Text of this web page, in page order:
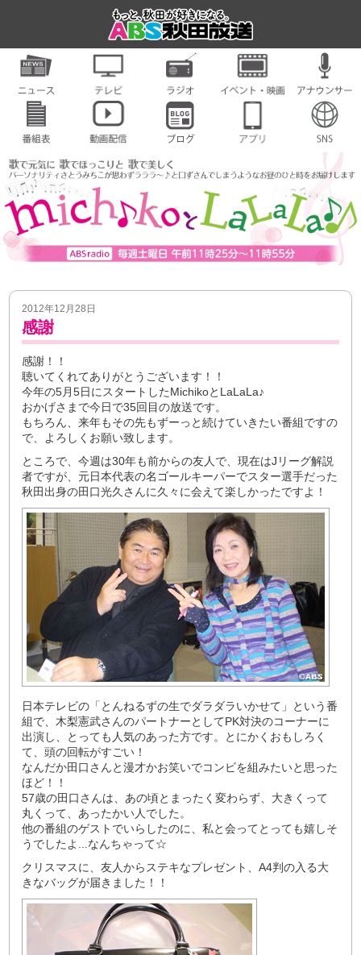
2012年12月28日
感謝
感謝！！
聴いてくれてありがとうございます！！
今年の5月5日にスタートしたMichikoとLaLaLa♪
おかげさまで今日で35回目の放送です。
もちろん、来年もその先もずーっと続けていきたい番組ですの
で、よろしくお願い致します。
ところで、今週は30年も前からの友人で、現在はJリーグ解説
者ですが、元日本代表の名ゴールキーパーでスター選手だった
秋田出身の田口光久さんに久々に会えて楽しかったですよ！
日本テレビの「とんねるずの生でダラダラいかせて」という番
組で、木梨憲武さんのパートナーとしてPK対決のコーナーに
出演し、とっても人気のあった方です。とにかくおもしろく
て、頭の回転がすごい！
なんだか田口さんと漫才かお笑いでコンビを組みたいと思った
ほど！！
57歳の田口さんは、あの頃とまったく変わらず、大きくって
丸くって、あったかい人でした。
他の番組のゲストでいらしたのに、私と会ってとっても嬉しそ
うでしたよ...なんちゃって☆
クリスマスに、友人からステキなプレゼント、A4判の入る大
きなバッグが届きました！！